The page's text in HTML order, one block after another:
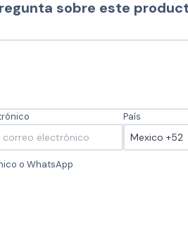
sobre este
País
o WhatsApp